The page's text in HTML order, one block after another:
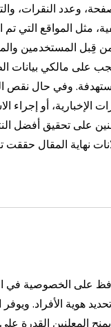
وعدد النقرات،
مثل المواقع التي تم
من قِبل المستخدمين
على مالكي بيانات
وفي حال نقص
أو إجراء
على تحقيق أفضل
نهاية المقال حققت
على الخصوصية في
هوية الأفراد. ويوفر
المعلنين القدرة